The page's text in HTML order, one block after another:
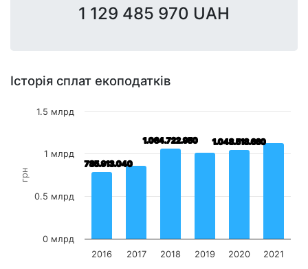
1 129 485 970 UAH
Історія сплат екоподатків
грн
785.913.040
785.913.040
1.064.722.950
1.064.722.950 1.048.518.660
1.048.518.660
2016 2017 2018 2019 2020 2021
0 млрд
0.5 млрд
1 млрд
1.5 млрд